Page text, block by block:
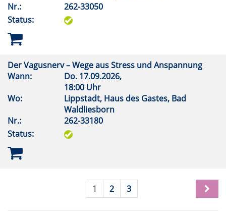
Nr.:
262-33050
Status:
Der Vagusnerv – Wege aus Stress und Anspannung
Wann:
Do. 17.09.2026,
18:00 Uhr
Wo:
Lippstadt, Haus des Gastes, Bad
Waldliesborn
Nr.:
262-33180
Status:
1 2 3